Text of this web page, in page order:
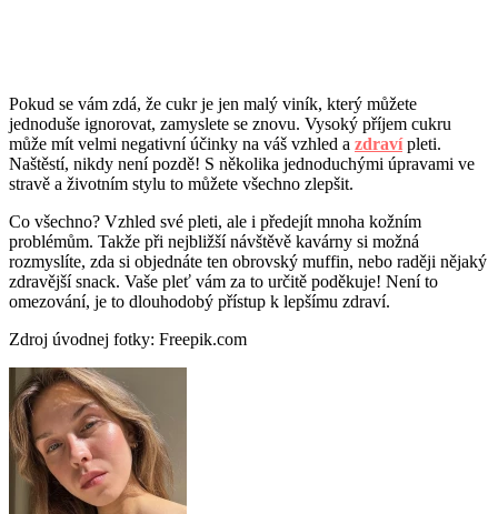
Pokud se vám zdá, že cukr je jen malý viník, který můžete
jednoduše ignorovat, zamyslete se znovu. Vysoký příjem cukru
může mít velmi negativní účinky na váš vzhled a zdravípleti.
Naštěstí, nikdy není pozdě! S několika jednoduchými úpravami ve
stravě a životním stylu to můžete všechno zlepšit.
Co všechno? Vzhled své pleti, ale i předejít mnoha kožním
problémům. Takže při nejbližší návštěvě kavárny si možná
rozmyslíte, zda si objednáte ten obrovský muffin, nebo raději nějaký
zdravější snack. Vaše pleť vám za to určitě poděkuje! Není to
omezování, je to dlouhodobý přístup k lepšímu zdraví.
Zdroj úvodnej fotky: Freepik.com